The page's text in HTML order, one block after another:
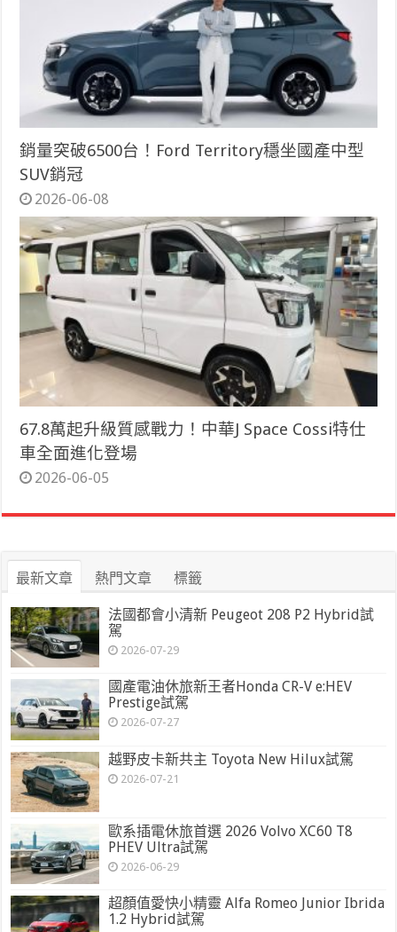
銷量突破6500台！Ford Territory穩坐國產中型
SUV銷冠
2026-06-08
67.8萬起升級質感戰力！中華J Space Cossi特仕
車全面進化登場
2026-06-05
最新文章 熱門文章 標籤
法國都會小清新 Peugeot 208 P2 Hybrid試
駕
2026-07-29
國產電油休旅新王者Honda CR-V e:HEV
Prestige試駕
2026-07-27
越野皮卡新共主 Toyota New Hilux試駕
2026-07-21
歐系插電休旅首選 2026 Volvo XC60 T8
PHEV Ultra試駕
2026-06-29
超顏值愛快小精靈 Alfa Romeo Junior Ibrida
1.2 Hybrid試駕